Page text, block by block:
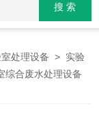
处理设备 > 实验
综合废水处理设备